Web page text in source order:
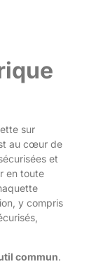
sur
au cœur de
et
en toute
y compris
commun.